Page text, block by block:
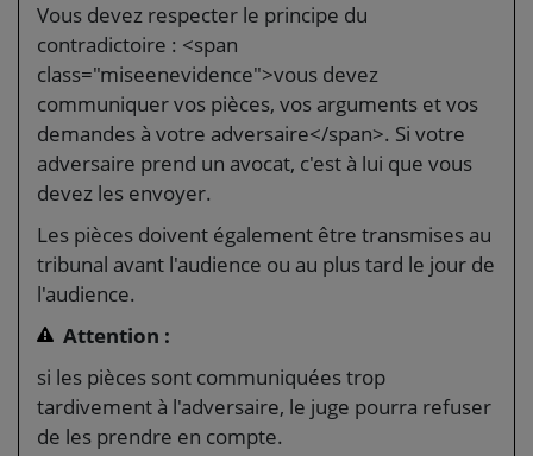
Vous devez respecter le principe du
contradictoire : <span
class="miseenevidence">vous devez
communiquer vos pièces, vos arguments et vos
demandes à votre adversaire</span>. Si votre
adversaire prend un avocat, c'est à lui que vous
devez les envoyer.
Les pièces doivent également être transmises au
tribunal avant l'audience ou au plus tard le jour de
l'audience.
Attention :
si les pièces sont communiquées trop
tardivement à l'adversaire, le juge pourra refuser
de les prendre en compte.